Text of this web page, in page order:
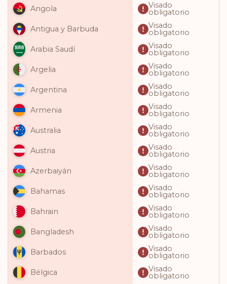
Angola
Visado
obligatorio
Antigua y Barbuda
Visado
obligatorio
Arabia Saudí
Visado
obligatorio
Argelia
Visado
obligatorio
Argentina
Visado
obligatorio
Armenia
Visado
obligatorio
Australia
Visado
obligatorio
Austria
Visado
obligatorio
Azerbaiyán
Visado
obligatorio
Bahamas
Visado
obligatorio
Bahrain
Visado
obligatorio
Bangladesh
Visado
obligatorio
Barbados
Visado
obligatorio
Bélgica
Visado
obligatorio